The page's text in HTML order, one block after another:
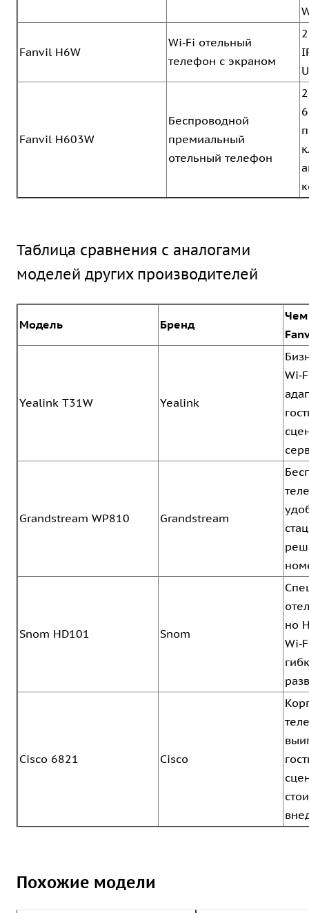
Fanvil H6W
Wi‑Fi отельный
телефон с экраном
Fanvil H603W
Беспроводной
премиальный
отельный телефон
Таблица сравнения с аналогами
моделей других производителей
Модель Бренд
Чем
Yealink T31W Yealink
Grandstream WP810 Grandstream
Snom HD101 Snom
но
Cisco 6821 Cisco
Похожие модели